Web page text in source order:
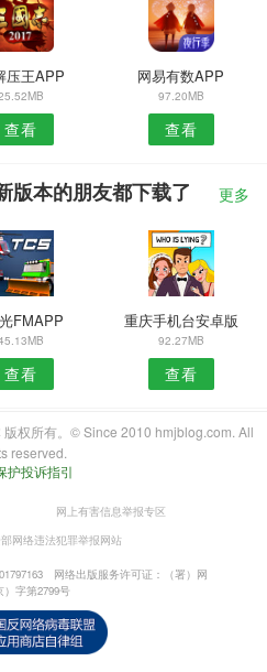
压王APP
查看
网易有数APP
97.20MB
查看
版本的朋友都下载了 更多
FMAPP
查看
重庆手机台安卓版
92.27MB
查看
权所有。© Since 2010 hmjblog.com. All
reserved.
护投诉指引
网上有害信息举报专区
网络违法犯罪举报网站
网络出版服务许可证：（署）网
字第2799号